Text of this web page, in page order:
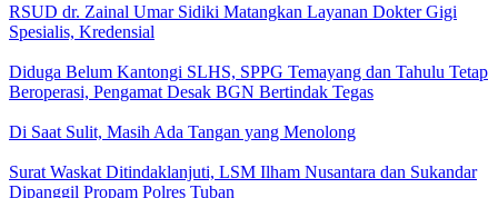
RSUD dr. Zainal Umar Sidiki Matangkan Layanan Dokter Gigi
Spesialis, Kredensial
Diduga Belum Kantongi SLHS, SPPG Temayang dan Tahulu Tetap
Beroperasi, Pengamat Desak BGN Bertindak Tegas
Di Saat Sulit, Masih Ada Tangan yang Menolong
Surat Waskat Ditindaklanjuti, LSM Ilham Nusantara dan Sukandar
Dipanggil Propam Polres Tuban